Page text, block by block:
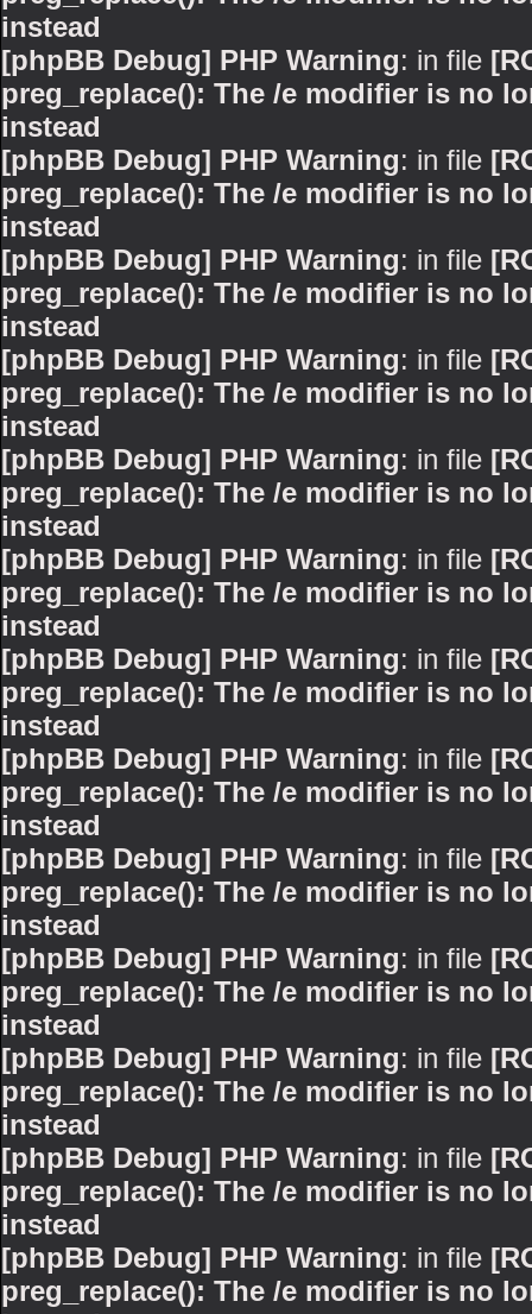
instead
[phpBB Debug] PHP Warning: in file
preg_replace(): The /e modifier is no
instead
[phpBB Debug] PHP Warning: in file
preg_replace(): The /e modifier is no
instead
[phpBB Debug] PHP Warning: in file
preg_replace(): The /e modifier is no
instead
[phpBB Debug] PHP Warning: in file
preg_replace(): The /e modifier is no
instead
[phpBB Debug] PHP Warning: in file
preg_replace(): The /e modifier is no
instead
[phpBB Debug] PHP Warning: in file
preg_replace(): The /e modifier is no
instead
[phpBB Debug] PHP Warning: in file
preg_replace(): The /e modifier is no
instead
[phpBB Debug] PHP Warning: in file
preg_replace(): The /e modifier is no
instead
[phpBB Debug] PHP Warning: in file
preg_replace(): The /e modifier is no
instead
[phpBB Debug] PHP Warning: in file
preg_replace(): The /e modifier is no
instead
[phpBB Debug] PHP Warning: in file
preg_replace(): The /e modifier is no
instead
[phpBB Debug] PHP Warning: in file
preg_replace(): The /e modifier is no
instead
[phpBB Debug] PHP Warning: in file
preg_replace(): The /e modifier is no